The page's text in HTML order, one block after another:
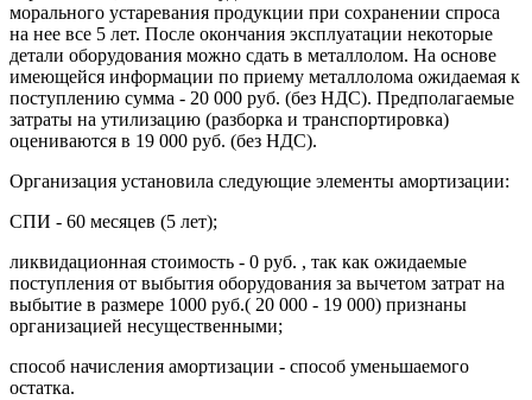
морального устаревания продукции при сохранении спроса
на нее все 5 лет. После окончания эксплуатации некоторые
детали оборудования можно сдать в металлолом. На основе
имеющейся информации по приему металлолома ожидаемая к
поступлению сумма - 20 000 руб. (без НДС). Предполагаемые
затраты на утилизацию (разборка и транспортировка)
оцениваются в 19 000 руб. (без НДС).
Организация установила следующие элементы амортизации:
СПИ - 60 месяцев (5 лет);
ликвидационная стоимость - 0 руб. , так как ожидаемые
поступления от выбытия оборудования за вычетом затрат на
выбытие в размере 1000 руб.( 20 000 - 19 000) признаны
организацией несущественными;
способ начисления амортизации - способ уменьшаемого
остатка.